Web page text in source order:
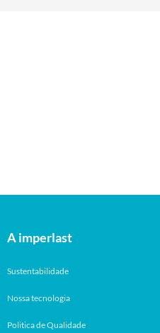
A imperlast
Sustentabilidade
Nossa tecnologia
Politica de Qualidade